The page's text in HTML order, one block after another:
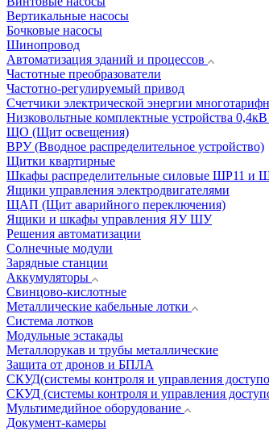
Вертикальные насосы
Бочковые насосы
Шинопровод
Автоматизация зданий и процессов
Частотные преобразователи
Частотно-регулируемый привод
Счетчики электрической энергии
Низковольтные комплектные устройства 0,4кВ
ЩО (Щит освещения)
ВРУ (Вводное распределительное устройство)
Щитки квартирные
Шкафы распределительные силовые ШР11 и
Ящики управления электродвигателями
ЩАП (Щит аварийного переключения)
Ящики и шкафы управления ЯУ ШУ
Решения автоматизации
Солнечные модули
Зарядные станции
Аккумуляторы
Свинцово-кислотные
Металлические кабельные лотки
Система лотков
Модульные эстакады
Металлорукав и трубы металлические
Защита от дронов и БПЛА
СКУД(системы контроля и управления
СКУД (системы контроля и управления
Мультимедийное оборудование
Документ-камеры